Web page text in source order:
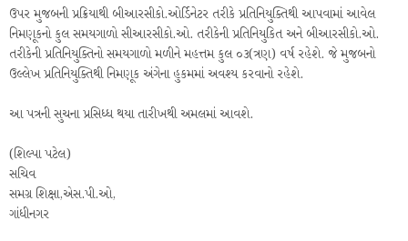
ઉપર મુજબની પ્રક્રિયાથી બીઆરસીકો.ઓર્ડિનેટર તરીકે પ્રતિનિયુક્તિથી આપવામાં આવેલ
નિમણૂકનો કુલ સમયગાળો સીઆરસીકો.ઓ. તરીકેની પ્રતિનિયુકિત અને બીઆરસીકો.ઓ.
તરીકેની પ્રતિનિયુક્તિનો સમયગાળો મળીને મહત્તમ કુલ ૦૩(ત્રણ) વર્ષ રહેશે. જે મુજબનો
ઉલ્લેખ પ્રતિનિયુક્તિથી નિમણૂક અંગેના હુકમમાં અવશ્ય કરવાનો રહેશે.
આ પત્રની સુચના પ્રસિધ્ધ થયા તારીખથી અમલમાં આવશે.
(શિલ્પા પટેલ)
સચિવ
સમગ્ર શિક્ષા,એસ.પી.ઓ,
ગાંધીનગર